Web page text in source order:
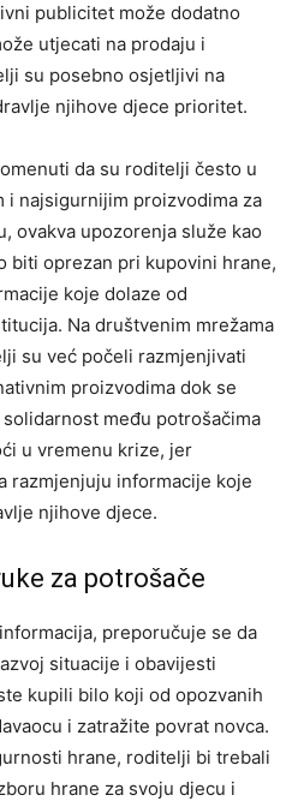
publicitet može dodatno
utjecati na prodaju i
su posebno osjetljivi na
njihove djece prioritet.
da su roditelji često u
i najsigurnijim proizvodima za
ovakva upozorenja služe kao
biti oprezan pri kupovini hrane,
koje dolaze od
Na društvenim mrežama
su već počeli razmjenjivati
proizvodima dok se
među potrošačima
u vremenu krize, jer
razmjenjuju informacije koje
njihove djece.
za potrošače
preporučuje se da
situacije i obavijesti
kupili bilo koji od opozvanih
i zatražite povrat novca.
hrane, roditelji bi trebali
hrane za svoju djecu i